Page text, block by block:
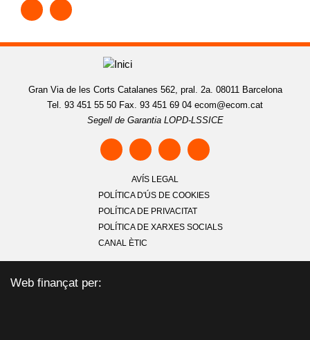
Gran Via de les Corts Catalanes 562, pral. 2a. 08011 Barcelona
Tel. 93 451 55 50 Fax. 93 451 69 04 ecom@ecom.cat
Segell de Garantia LOPD-LSSICE
AVÍS LEGAL
POLÍTICA D'ÚS DE COOKIES
POLÍTICA DE PRIVACITAT
POLÍTICA DE XARXES SOCIALS
CANAL ÈTIC
Web finançat per: